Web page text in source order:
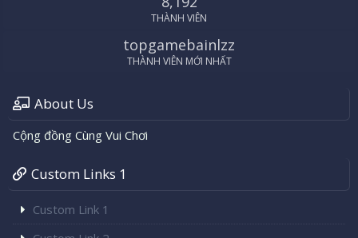
THÀNH VIÊN
topgamebainlzz
THÀNH VIÊN MỚI NHẤT
About Us
Cộng đồng Cùng Vui Chơi
Custom Links 1
Custom Link 1